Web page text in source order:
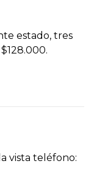
estado, tres
vista teléfono: